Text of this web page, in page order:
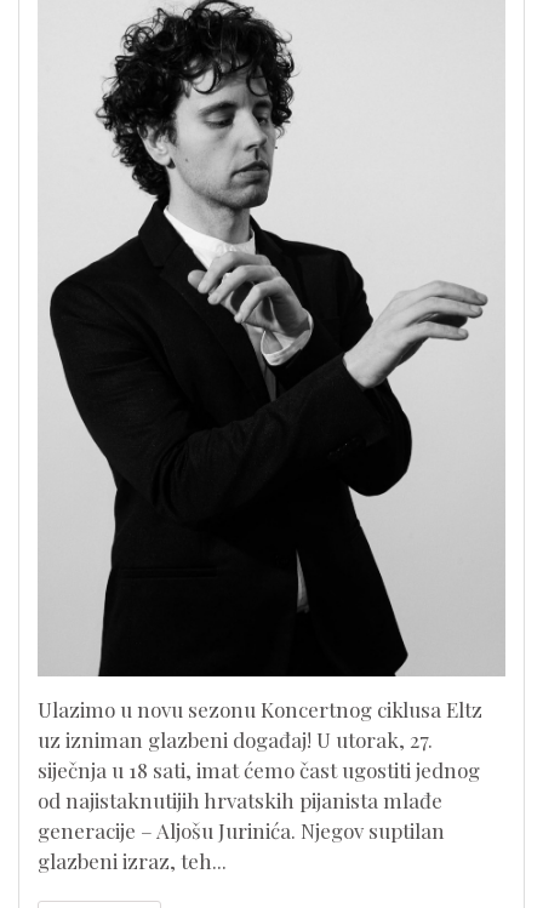
Ulazimo u novu sezonu Koncertnog ciklusa Eltz
uz izniman glazbeni događaj! U utorak, 27.
siječnja u 18 sati, imat ćemo čast ugostiti jednog
od najistaknutijih hrvatskih pijanista mlađe
generacije – Aljošu Jurinića. Njegov suptilan
glazbeni izraz, teh...